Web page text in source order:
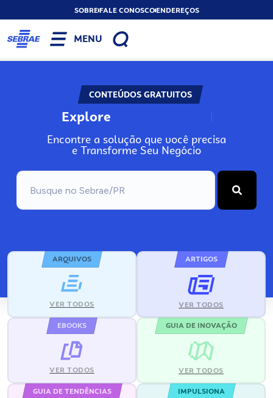
SOBREFALE CONOSCOENDEREÇOS
MENU
CONTEÚDOS GRATUITOS
Explore N
Encontre a solução que você precisa
e Transforme Seu Negócio
ARQUIVOS
VER TODOS
ARTIGOS
VER TODOS
EBOOKS
VER TODOS
GUIA DE INOVAÇÃO
VER TODOS
GUIA DE TENDÊNCIAS IMPULSIONA